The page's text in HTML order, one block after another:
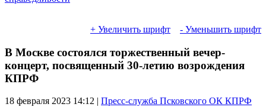
+ Увеличить шрифт - Уменьшить шрифт
В Москве состоялся торжественный вечер-
концерт, посвященный 30-летию возрождения
КПРФ
18 февраля 2023 14:12 | Пресс-служба Псковского ОК КПРФ